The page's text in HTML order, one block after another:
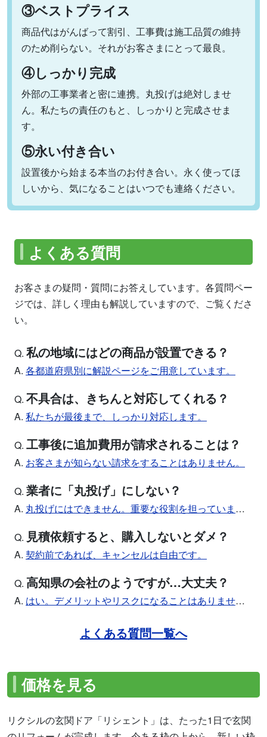
③ベストプライス
商品代はがんばって割引、工事費は施工品質の維持
のため削らない。それがお客さまにとって最良。
④しっかり完成
外部の工事業者と密に連携。丸投げは絶対しませ
ん。私たちの責任のもと、しっかりと完成させま
す。
⑤永い付き合い
設置後から始まる本当のお付き合い。永く使ってほ
しいから、気になることはいつでも連絡ください。
よくある質問
お客さまの疑問・質問にお答えしています。各質問ペー
ジでは、詳しく理由も解説していますので、ご覧くださ
い。
Q. 私の地域にはどの商品が設置できる？
A. 各都道府県別に解説ページをご用意しています。
Q. 不具合は、きちんと対応してくれる？
A. 私たちが最後まで、しっかり対応します。
Q. 工事後に追加費用が請求されることは？
A. お客さまが知らない請求をすることはありません。
Q. 業者に「丸投げ」にしない？
A. 丸投げにはできません。重要な役割を担っています。
Q. 見積依頼すると、購入しないとダメ？
A. 契約前であれば、キャンセルは自由です。
Q. 高知県の会社のようですが…大丈夫？
A. はい。デメリットやリスクになることはありません。
よくある質問一覧へ
価格を見る
リクシルの玄関ドア「リシェント」は、たった1日で玄関